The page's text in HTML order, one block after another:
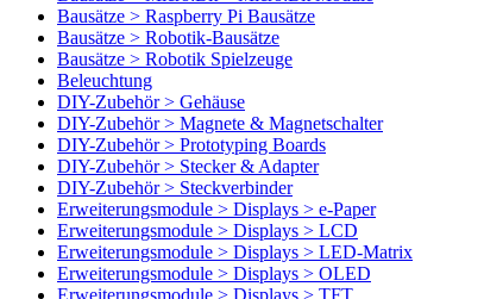
Bausätze > Raspberry Pi Bausätze
Bausätze > Robotik-Bausätze
Bausätze > Robotik Spielzeuge
Beleuchtung
DIY-Zubehör > Gehäuse
DIY-Zubehör > Magnete & Magnetschalter
DIY-Zubehör > Prototyping Boards
DIY-Zubehör > Stecker & Adapter
DIY-Zubehör > Steckverbinder
Erweiterungsmodule > Displays > e-Paper
Erweiterungsmodule > Displays > LCD
Erweiterungsmodule > Displays > LED-Matrix
Erweiterungsmodule > Displays > OLED
Erweiterungsmodule > Displays > TFT